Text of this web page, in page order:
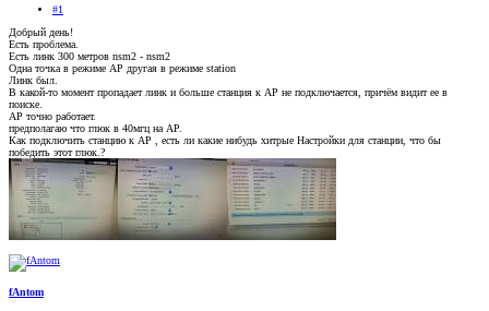
#1
Добрый день!
Есть проблема.
Есть линк 300 метров nsm2 - nsm2
Одна точка в режиме АР другая в режиме station
Линк был.
В какой-то момент пропадает линк и больше станция к АР не подключается, причём видит ее в
поиске.
АР точно работает.
предполагаю что глюк в 40мгц на АР.
Как подключить станцию к АР , есть ли какие нибудь хитрые Настройки для станции, что бы
победить этот глюк.?
fAntom